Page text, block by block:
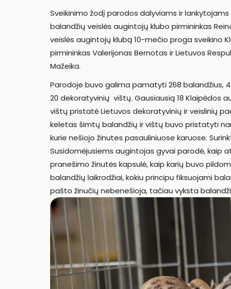
Sveikinimo žodį parodos dalyviams ir
balandžių veislės augintojų klubo pirmininkas
veislės augintojų klubą 10-mečio proga sveikino
pirmininkas Valerijonas Bernotas ir Lietuvos
Mažeika.
Parodoje buvo galima pamatyti 268 balandžius,
20 dekoratyvinių vištų. Gausiausią 18 Klaipėdos
vištų pristatė Lietuvos dekoratyvinių ir veislinių
keletas šimtų balandžių ir vištų buvo pristatyti
kurie nešiojo žinutes pasauliniuose karuose.
Susidomėjusiems augintojas gyvai parodė, kaip
pranešimo žinutės kapsulė, kaip karių buvo
balandžių laikrodžiai, kokiu principu fiksuojami
pašto žinučių nebenešioja, tačiau vyksta